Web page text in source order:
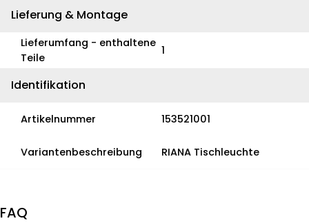
Lieferung & Montage
Lieferumfang - enthaltene
Teile
1
Identifikation
Artikelnummer 153521001
Variantenbeschreibung RIANA Tischleuchte
FAQ